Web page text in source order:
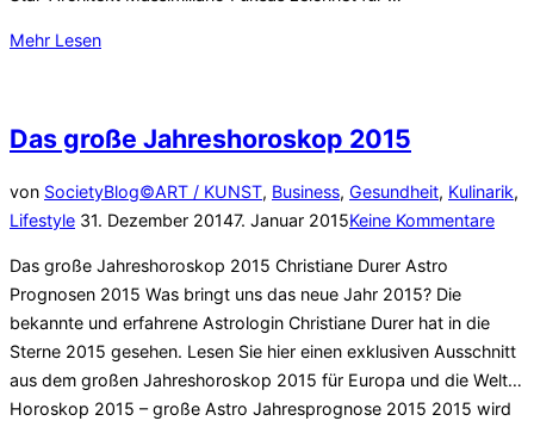
Mehr über
EUROPAPARK
Salzburg“
Lesen
Das große Jahreshoroskop 2015
von SocietyBlog©ART / KUNST, Business, Gesundheit, Kulinarik,
LifestyleVeröffentlicht
31. Dezember 20147. Januar 2015Keine Kommentare
Das große Jahreshoroskop 2015 Christiane Durer Astro
Prognosen 2015 Was bringt uns das neue Jahr 2015? Die
bekannte und erfahrene Astrologin Christiane Durer hat in die
Sterne 2015 gesehen. Lesen Sie hier einen exklusiven Ausschnitt
aus dem großen Jahreshoroskop 2015 für Europa und die Welt…
Horoskop 2015 – große Astro Jahresprognose 2015 2015 wird